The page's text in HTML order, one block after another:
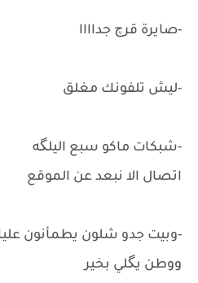
-صايرة قرچ جداااا
-ليش تلفونك مغلق
-شبكات ماكو سبع اليلگه
اتصال الا نبعد عن الموقع
-وبيت جدو شلون يطمأنون
ووطن يگلي بخير